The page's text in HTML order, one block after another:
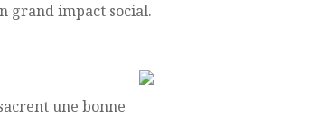
grand impact social.
une bonne